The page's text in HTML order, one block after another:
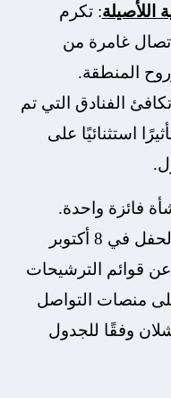
اللأصيلة: تكرم
غامرة من
المنطقة.
الفنادق التي تم
استثنائيًا على
فائزة واحدة.
سيتم الكشف عن الفائز خلال الحفل في 8 أكتوبر
عن قوائم الترشيحات
منصات التواصل
وفقًا للجدول